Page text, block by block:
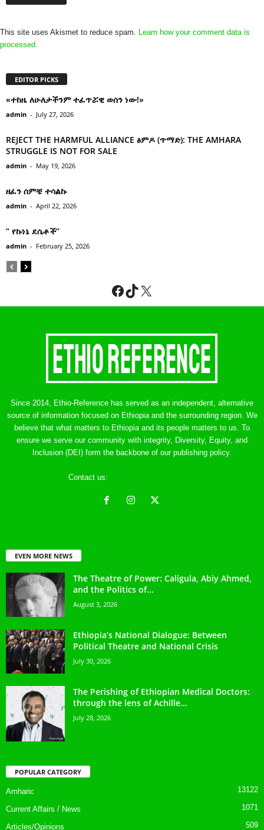
This site uses Akismet to reduce spam. Learn how your comment data is
processed.
EDITOR PICKS
«ተከዜ ለሁለታችንም ተፈጥሯዊ ወሰን ነው!»
admin - July 27, 2026
REJECT THE HARMFUL ALLIANCE ፅምዶ (ጥማድ): THE AMHARA
STRUGGLE IS NOT FOR SALE
admin - May 19, 2026
ዘፈን ሰምቼ ተሳልኩ
admin - April 22, 2026
” የኩነኔ ደሴቶች’’
admin - February 25, 2026
Facebook
TikTok
X
Since 2014, Ethio-Reference has served as an independent, alternative
source of information focused on Ethiopia and the surrounding region. We
believe that what matters to Ethiopia and its people matters to us. To
ensure we serve our community with integrity, Diversity, Equity, and
Inclusion (DEI) form the backbone of our publishing policy.
Contact us:
EVEN MORE NEWS
The Theatre of Power: Caligula, Abiy Ahmed,
and the Politics of...
August 3, 2026
Ethiopia’s National Dialogue: Between
Political Theatre and National Crisis
July 30, 2026
The Perishing of Ethiopian Medical Doctors:
through the lens of Achille...
July 28, 2026
POPULAR CATEGORY
Amharic 13122
Current Affairs / News 1071
Articles/Opinions 509